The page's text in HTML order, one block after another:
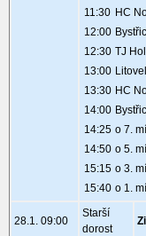
11:30 HC
12:00
12:30 TJ
13:00 Litovel
13:30 HC
14:00
14:25 o 7.
14:50 o 5.
15:15 o 3.
15:40 o 1.
28.1. 09:00
Starší
dorost